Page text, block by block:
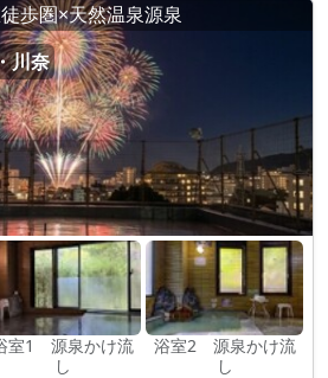
歩圏×天然温泉源泉
川奈
室1 源泉かけ流
し
浴室2 源泉かけ流
し